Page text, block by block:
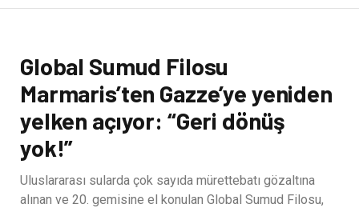
Global Sumud Filosu
Marmaris’ten Gazze’ye yeniden
yelken açıyor: “Geri dönüş
yok!”
Uluslararası sularda çok sayıda mürettebatı gözaltına
alınan ve 20. gemisine el konulan Global Sumud Filosu,